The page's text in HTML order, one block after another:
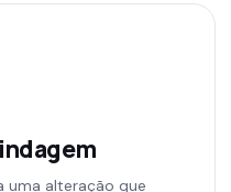
uma alteração que